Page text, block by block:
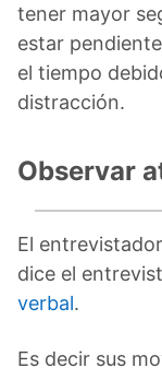
tener mayor
estar
el tiempo
distracción.
Observar
El
dice el
verbal.
Es decir sus